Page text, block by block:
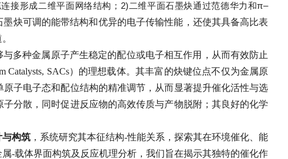
接形成二维平面网络结构；2)二维平面石墨炔通过范德华力和π–
墨炔可调的能带结构和优异的电子传输性能，还使其具备高比表
多种金属原子产生稳定的配位或电子相互作用，从而有效防止
SACs）的理想载体。其丰富的炔键位点不仅为金属原
子电子态和配位结构的精准调节，从而显著提升催化活性与选
分散，同时促进反应物的高效传质与产物脱附；其良好的化学
与构筑 ，系统研究其本征结构-性能关系，探索其在环境催化、能
-载体界面构筑及反应机理分析，我们旨在揭示其独特的催化作